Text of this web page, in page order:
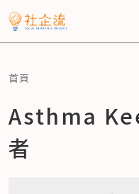
首頁
Asthma
者